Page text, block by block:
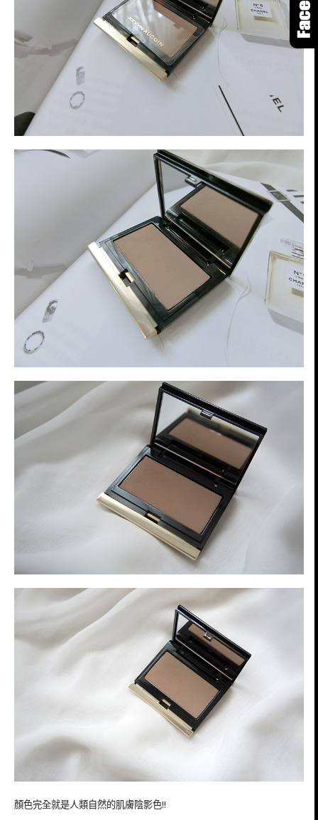
顏色完全就是人類自然的肌膚陰影色!!